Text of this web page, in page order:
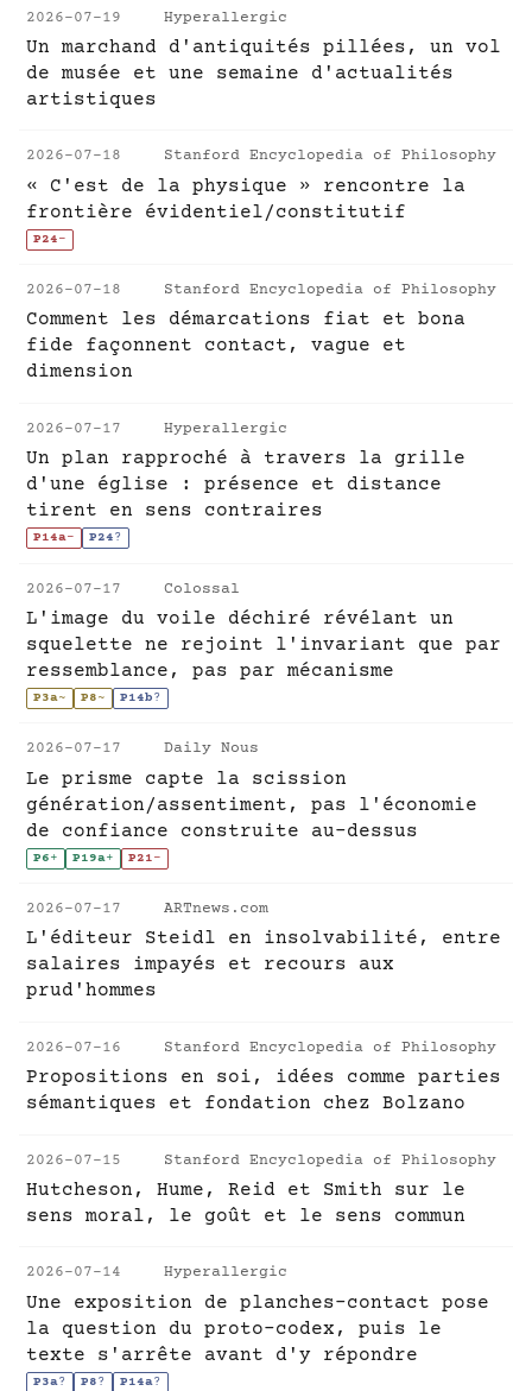
2026-07-19 Hyperallergic
Un marchand d'antiquités pillées, un vol
de musée et une semaine d'actualités
artistiques
2026-07-18 Stanford Encyclopedia of Philosophy
« C'est de la physique » rencontre la
frontière évidentiel/constitutif
P24-
2026-07-18 Stanford Encyclopedia of Philosophy
Comment les démarcations fiat et bona
fide façonnent contact, vague et
dimension
2026-07-17 Hyperallergic
Un plan rapproché à travers la grille
d'une église : présence et distance
tirent en sens contraires
P14a- P24?
2026-07-17 Colossal
L'image du voile déchiré révélant un
squelette ne rejoint l'invariant que par
ressemblance, pas par mécanisme
P3a~ P8~ P14b?
2026-07-17 Daily Nous
Le prisme capte la scission
génération/assentiment, pas l'économie
de confiance construite au-dessus
P6+ P19a+ P21-
2026-07-17 ARTnews.com
L'éditeur Steidl en insolvabilité, entre
salaires impayés et recours aux
prud'hommes
2026-07-16 Stanford Encyclopedia of Philosophy
Propositions en soi, idées comme parties
sémantiques et fondation chez Bolzano
2026-07-15 Stanford Encyclopedia of Philosophy
Hutcheson, Hume, Reid et Smith sur le
sens moral, le goût et le sens commun
2026-07-14 Hyperallergic
Une exposition de planches-contact pose
la question du proto-codex, puis le
texte s'arrête avant d'y répondre
P3a? P8? P14a?